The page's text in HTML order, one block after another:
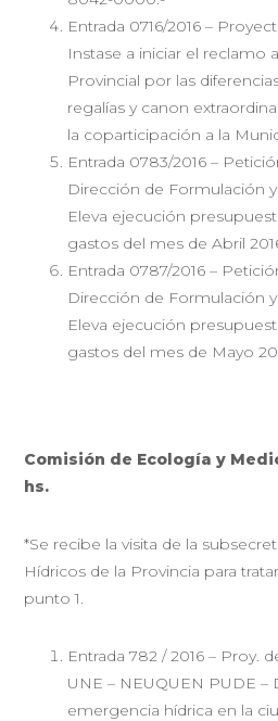
Entrada 0716/2016 –
Instase a iniciar el reclamo
Provincial por las
regalías y canon
la coparticipación a la
Entrada 0783/2016 –
Dirección de Formulación
Eleva ejecución
gastos del mes de Abril
Entrada 0787/2016 –
Dirección de Formulación
Eleva ejecución
gastos del mes de Mayo
Comisión de Ecología y
hs.
*Se recibe la visita de la
Hídricos de la Provincia para
punto 1.
Entrada 782 / 2016 – Proy.
UNE – NEUQUEN PUDE –
emergencia hídrica en la